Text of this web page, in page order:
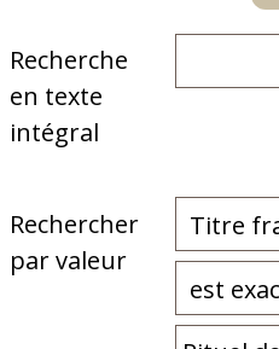
Recherche
en texte
intégral
Rechercher
par valeur